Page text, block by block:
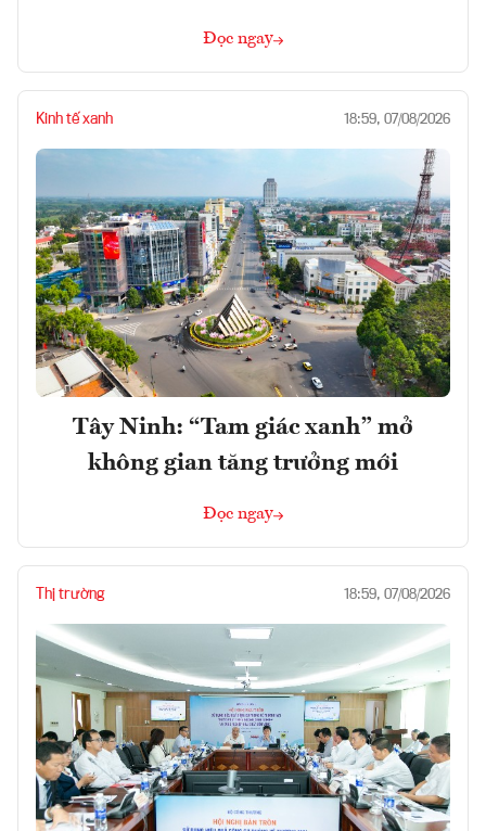
Đọc ngay
Kinh tế xanh 18:59, 07/08/2026
Tây Ninh: “Tam giác xanh” mở
không gian tăng trưởng mới
Đọc ngay
Thị trường 18:59, 07/08/2026